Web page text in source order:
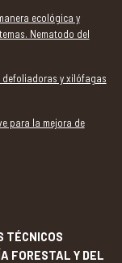
ecológica y
Nematodo del
y xilófagas
para la mejora de
TÉCNICOS
FORESTAL Y DEL